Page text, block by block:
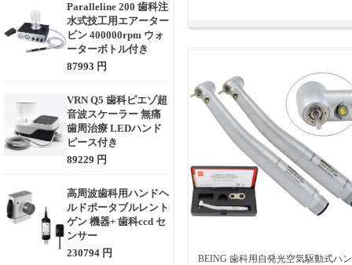
Paralleline 200 歯科注
水式技工用エアーター
ビン 400000rpm ウォ
ーターボトル付き
87993 円
VRN Q5 歯科ピエゾ超
音波スケーラー 無痛
歯周治療 LEDハンド
ピース付き
89229 円
高周波歯科用ハンドヘ
ルドポータブルレント
ゲン 機器+ 歯科ccd セ
ンサー
230794 円
BEING 歯科用自発光空気駆動式ハ